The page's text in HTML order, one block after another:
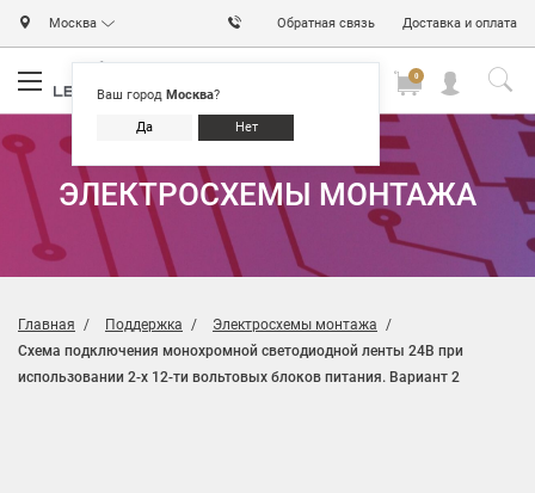
Москва
Ваш город Москва?
Да Нет
Обратная связь Доставка и оплата
0
ЭЛЕКТРОСХЕМЫ МОНТАЖА
СВЕТОДИОДНОЙ ЛЕНТЫ
Главная Поддержка
Электросхемы монтажа
Схема подключения монохромной светодиодной ленты 24В при
использовании 2-х 12-ти вольтовых блоков питания. Вариант 2